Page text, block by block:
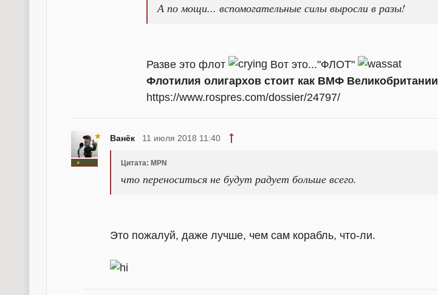
А по мощи... вспомогательные силы выросли в разы!
Разве это флот
Вот это..."ФЛОТ"
Флотилия олигархов стоит как ВМФ Великобритании
https://www.rospres.com/dossier/24797/
Ванёк 11 июля 2018 11:40
Цитата: MPN
что переноситься не будут радует больше всего.
Это пожалуй, даже лучше, чем сам корабль, что-ли.